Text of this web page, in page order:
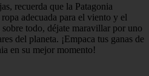
recuerda que la Patagonia
adecuada para el viento y el
todo, déjate maravillar por uno
del planeta. ¡Empaca tus ganas de
en su mejor momento!